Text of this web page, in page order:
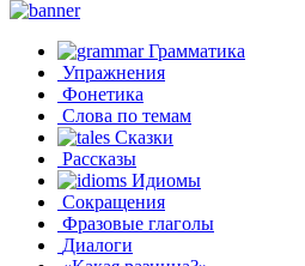
Грамматика
Упражнения
Фонетика
Слова по темам
Сказки
Рассказы
Идиомы
Сокращения
Фразовые глаголы
Диалоги